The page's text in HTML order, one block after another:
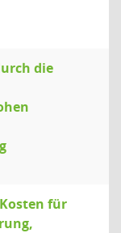
die
für